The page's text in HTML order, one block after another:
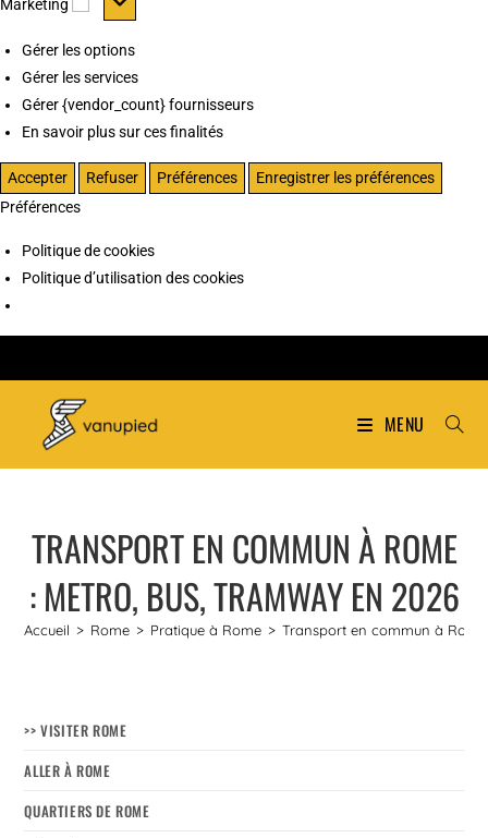
Marketing
Gérer les options
Gérer les services
Gérer {vendor_count} fournisseurs
En savoir plus sur ces finalités
Accepter Refuser Préférences
Enregistrer les préférences
Préférences
Politique de cookies
Politique d’utilisation des cookies
MENU
TRANSPORT EN COMMUN À ROME
: METRO, BUS, TRAMWAY EN 2026
Accueil > Rome > Pratique à Rome > Transport en commun à
>> VISITER ROME
ALLER À ROME
QUARTIERS DE ROME